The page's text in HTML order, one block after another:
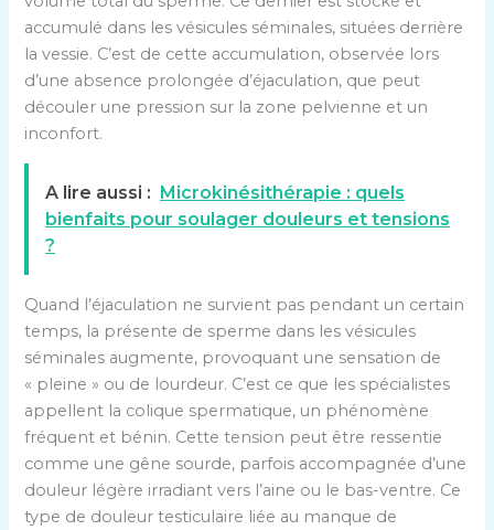
accumulé dans les vésicules séminales, situées derrière
la vessie. C’est de cette accumulation, observée lors
d’une absence prolongée d’éjaculation, que peut
découler une pression sur la zone pelvienne et un
inconfort.
A lire aussi : Microkinésithérapie : quels
bienfaits pour soulager douleurs et tensions
?
Quand l’éjaculation ne survient pas pendant un certain
temps, la présente de sperme dans les vésicules
séminales augmente, provoquant une sensation de
« pleine » ou de lourdeur. C’est ce que les spécialistes
appellent la colique spermatique, un phénomène
fréquent et bénin. Cette tension peut être ressentie
comme une gêne sourde, parfois accompagnée d’une
douleur légère irradiant vers l’aine ou le bas-ventre. Ce
type de douleur testiculaire liée au manque de